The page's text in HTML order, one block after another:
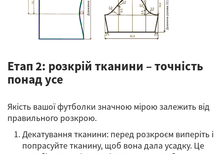
Етап 2: розкрій тканини – точність
понад усе
Якість вашої футболки значною мірою залежить від
правильного розкрою.
Декатування тканини: перед розкроєм виперіть і
попрасуйте тканину, щоб вона дала усадку. Це